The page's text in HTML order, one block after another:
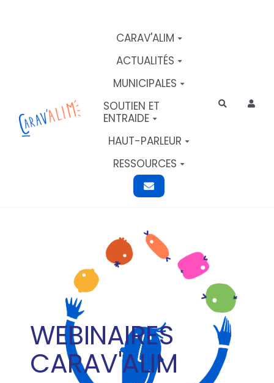
CARAV'ALIM
ACTUALITÉS
MUNICIPALES
SOUTIEN ET
ENTRAIDE
HAUT-PARLEUR
RESSOURCES
Rechercher
WEBINAIRES
CARAV'ALIM